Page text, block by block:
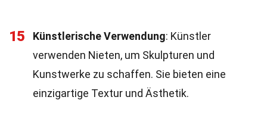
15 Künstlerische Verwendung: Künstler
verwenden Nieten, um Skulpturen und
Kunstwerke zu schaffen. Sie bieten eine
einzigartige Textur und Ästhetik.